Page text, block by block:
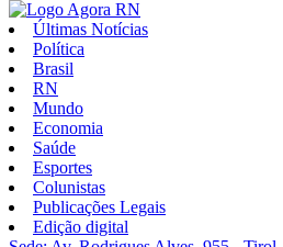
Últimas Notícias
Política
Brasil
RN
Mundo
Economia
Saúde
Esportes
Colunistas
Publicações Legais
Edição digital